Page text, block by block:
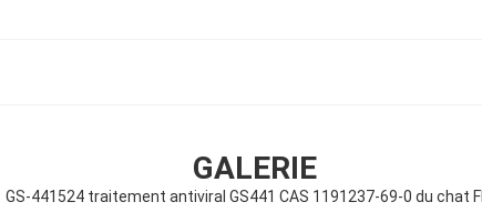
GALERIE
GS-441524 traitement antiviral GS441 CAS 1191237-69-0 du chat